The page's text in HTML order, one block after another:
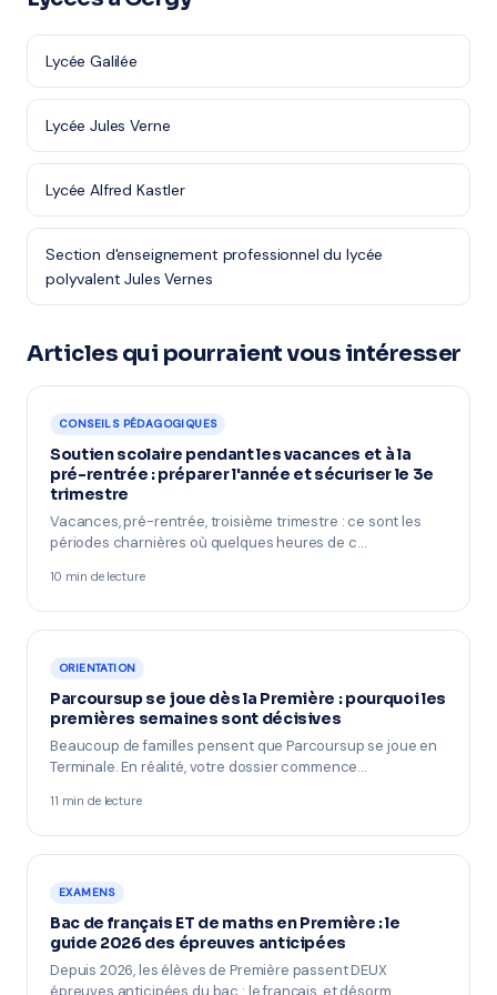
Lycée Galilée
Lycée Jules Verne
Lycée Alfred Kastler
Section d'enseignement professionnel du lycée
polyvalent Jules Vernes
Articles qui pourraient vous intéresser
CONSEILS PÉDAGOGIQUES
Soutien scolaire pendant les vacances et à la
pré-rentrée : préparer l'année et sécuriser le 3e
trimestre
Vacances, pré-rentrée, troisième trimestre : ce sont les
périodes charnières où quelques heures de c…
10 min de lecture
ORIENTATION
Parcoursup se joue dès la Première : pourquoi les
premières semaines sont décisives
Beaucoup de familles pensent que Parcoursup se joue en
Terminale. En réalité, votre dossier commence…
11 min de lecture
EXAMENS
Bac de français ET de maths en Première : le
guide 2026 des épreuves anticipées
Depuis 2026, les élèves de Première passent DEUX
épreuves anticipées du bac : le français, et désorm…